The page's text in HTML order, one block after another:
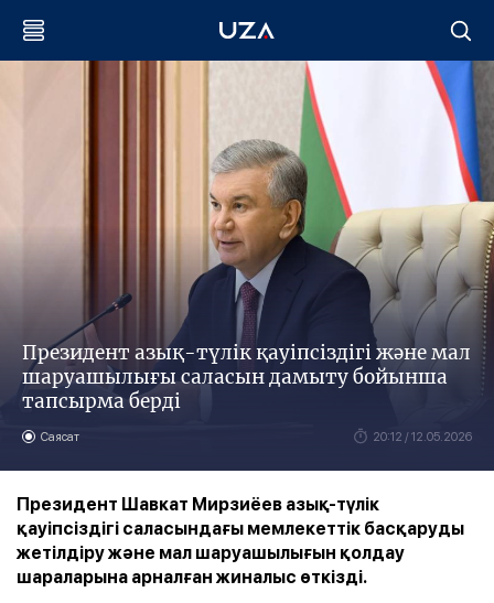
Президент азық-түлік қауіпсіздігі және мал
шаруашылығы саласын дамыту бойынша
тапсырма берді
Саясат 20:12 / 12.05.2026
Президент Шавкат Мирзиёев азық-түлік
қауіпсіздігі саласындағы мемлекеттік басқаруды
жетілдіру және мал шаруашылығын қолдау
шараларына арналған жиналыс өткізді.